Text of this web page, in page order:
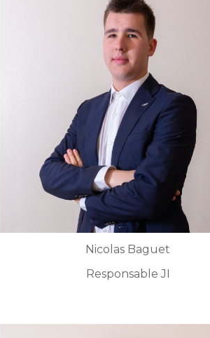
Nicolas Baguet
Responsable JI